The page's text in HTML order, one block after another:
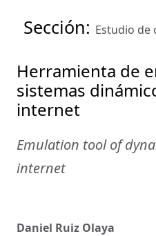
Sección: Estudio de
Herramienta de
sistemas
internet
Emulation tool of
internet
Daniel Ruiz Olaya